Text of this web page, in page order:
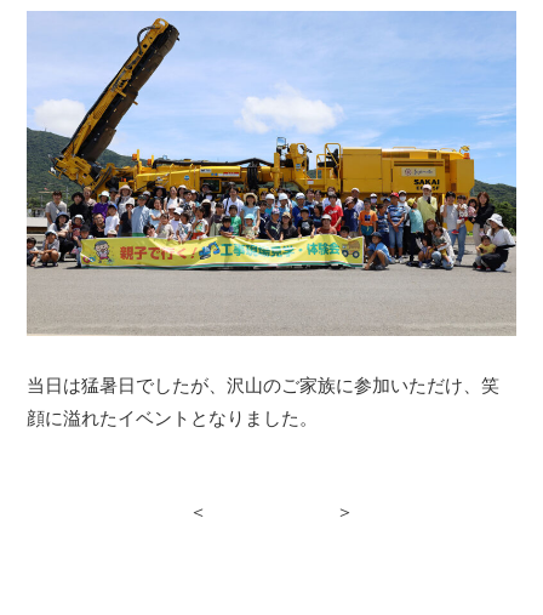
当日は猛暑日でしたが、沢山のご家族に参加いただけ、笑
顔に溢れたイベントとなりました。
＜ ＞